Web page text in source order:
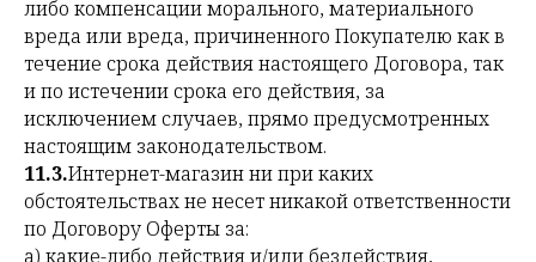
либо компенсации морального, материального
вреда или вреда, причиненного Покупателю как в
течение срока действия настоящего Договора, так
и по истечении срока его действия, за
исключением случаев, прямо предусмотренных
настоящим законодательством.
11.3.Интернет-магазин ни при каких
обстоятельствах не несет никакой ответственности
по Договору Оферты за:
а) какие-либо действия и/или бездействия,